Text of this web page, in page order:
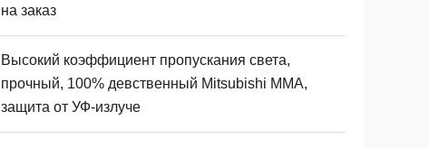
на заказ
Высокий коэффициент пропускания света,
прочный, 100% девственный Mitsubishi MMA,
защита от УФ-излуче